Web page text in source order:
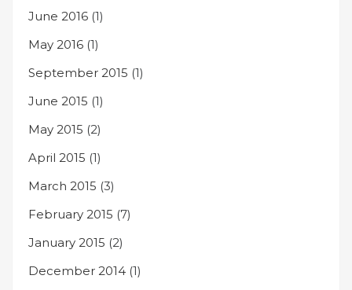
June 2016 (1)
May 2016 (1)
September 2015 (1)
June 2015 (1)
May 2015 (2)
April 2015 (1)
March 2015 (3)
February 2015 (7)
January 2015 (2)
December 2014 (1)